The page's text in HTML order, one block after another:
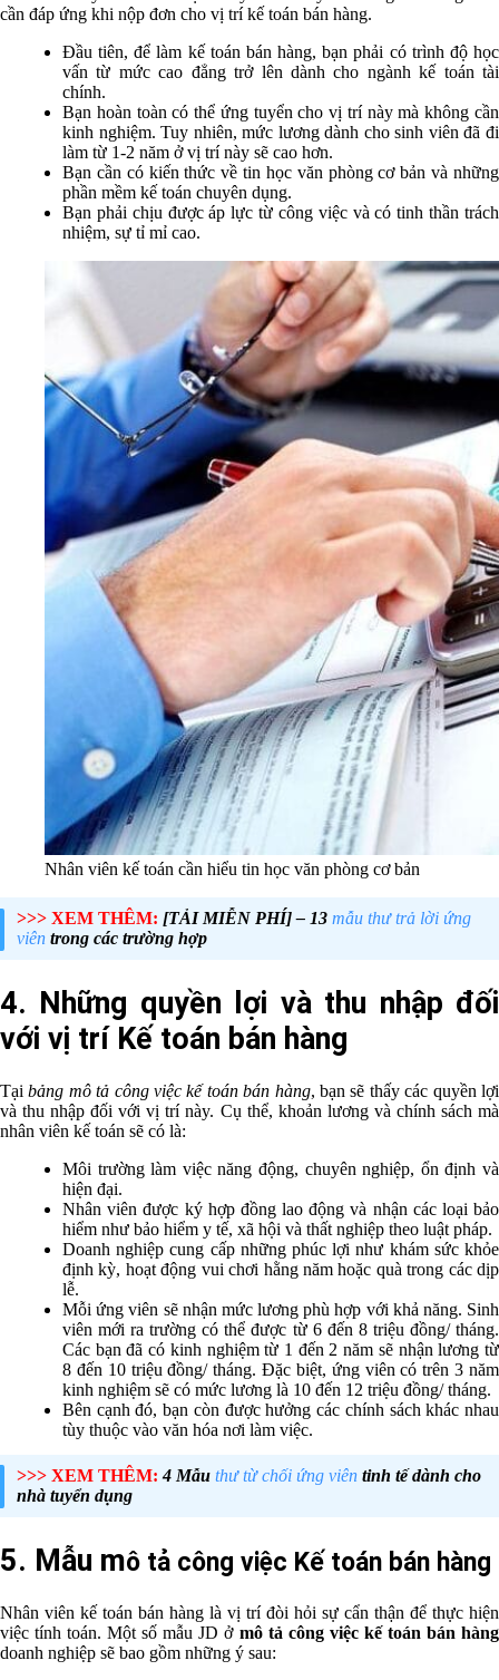
cần đáp ứng khi nộp đơn cho vị trí kế toán bán hàng.
Đầu tiên, để làm kế toán bán hàng, bạn phải có trình độ học
vấn từ mức cao đẳng trở lên dành cho ngành kế toán tài
chính.
Bạn hoàn toàn có thể ứng tuyển cho vị trí này mà không cần
kinh nghiệm. Tuy nhiên, mức lương dành cho sinh viên đã đi
làm từ 1-2 năm ở vị trí này sẽ cao hơn.
Bạn cần có kiến thức về tin học văn phòng cơ bản và những
phần mềm kế toán chuyên dụng.
Bạn phải chịu được áp lực từ công việc và có tinh thần trách
nhiệm, sự tỉ mỉ cao.
Nhân viên kế toán cần hiểu tin học văn phòng cơ bản
>>> XEM THÊM: [TẢI MIỄN PHÍ] – 13 mẫu thư trả lời ứng
viên trong các trường hợp
4. Những quyền lợi và thu nhập đối
với vị trí Kế toán bán hàng
Tạibảng mô tả công việc kế toán bán hàng, bạn sẽ thấy các quyền lợi
và thu nhập đối với vị trí này. Cụ thể, khoản lương và chính sách mà
nhân viên kế toán sẽ có là:
Môi trường làm việc năng động, chuyên nghiệp, ổn định và
hiện đại.
Nhân viên được ký hợp đồng lao động và nhận các loại bảo
hiểm như bảo hiểm y tế, xã hội và thất nghiệp theo luật pháp.
Doanh nghiệp cung cấp những phúc lợi như khám sức khỏe
định kỳ, hoạt động vui chơi hằng năm hoặc quà trong các dịp
lễ.
Mỗi ứng viên sẽ nhận mức lương phù hợp với khả năng. Sinh
viên mới ra trường có thể được từ 6 đến 8 triệu đồng/ tháng.
Các bạn đã có kinh nghiệm từ 1 đến 2 năm sẽ nhận lương từ
8 đến 10 triệu đồng/ tháng. Đặc biệt, ứng viên có trên 3 năm
kinh nghiệm sẽ có mức lương là 10 đến 12 triệu đồng/ tháng.
Bên cạnh đó, bạn còn được hưởng các chính sách khác nhau
tùy thuộc vào văn hóa nơi làm việc.
>>> XEM THÊM: 4 Mẫu thư từ chối ứng viên tinh tế dành cho
nhà tuyển dụng
5. Mẫu mô tả công việc Kế toán bán hàng
Nhân viên kế toán bán hàng là vị trí đòi hỏi sự cẩn thận để thực hiện
việc tính toán. Một số mẫu JD ở mô tả công việc kế toán bán hàng
doanh nghiệp sẽ bao gồm những ý sau: